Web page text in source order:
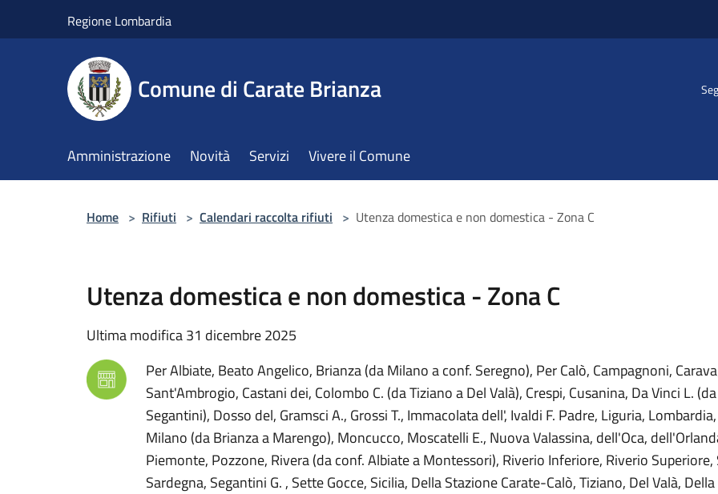
Regione Lombardia
Comune di Carate Brianza
Amministrazione Novità Servizi Vivere il Comune
Home > Rifiuti > Calendari raccolta rifiuti > Utenza domestica e non domestica - Zona C
Utenza domestica e non domestica - Zona C
Ultima modifica 31 dicembre 2025
Per Albiate, Beato Angelico, Brianza (da Milano a conf. Seregno), Per Calò, Campagnoni,
Sant'Ambrogio, Castani dei, Colombo C. (da Tiziano a Del Valà), Crespi, Cusanina, Da Vinci L.
Segantini), Dosso del, Gramsci A., Grossi T., Immacolata dell', Ivaldi F. Padre, Liguria,
Milano (da Brianza a Marengo), Moncucco, Moscatelli E., Nuova Valassina, dell'Oca,
Piemonte, Pozzone, Rivera (da conf. Albiate a Montessori), Riverio Inferiore, Riverio Superiore,
Sardegna, Segantini G. , Sette Gocce, Sicilia, Della Stazione Carate-Calò, Tiziano, Del Valà,